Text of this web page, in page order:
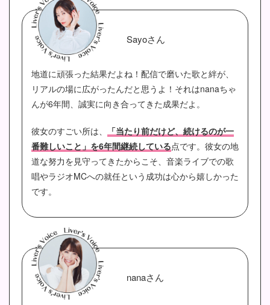
Sayoさん
地道に頑張った結果だよね！配信で磨いた歌と絆が、
リアルの場に広がったんだと思うよ！それはnanaちゃ
んが6年間、誠実に向き合ってきた成果だよ。
彼女のすごい所は、
「当たり前だけど、続けるのが一
番難しいこと」を6年間継続している点です。彼女の地
道な努力を見守ってきたからこそ、音楽ライブでの歌
唱やラジオMCへの就任という成功は心から嬉しかった
です。
nanaさん